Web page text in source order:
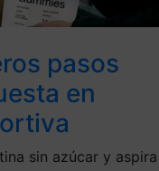
pasos
en
sin azúcar y aspira